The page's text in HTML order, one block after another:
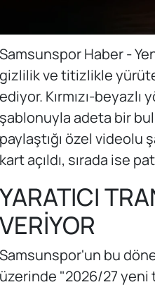
Samsunspor Haber -
gizlilik ve titizlikle
ediyor. Kırmızı-
şablonuyla adeta bir
paylaştığı özel
kart açıldı, sırada ise
YARATICI
VERİYOR
Samsunspor'un bu
üzerinde "2026/27